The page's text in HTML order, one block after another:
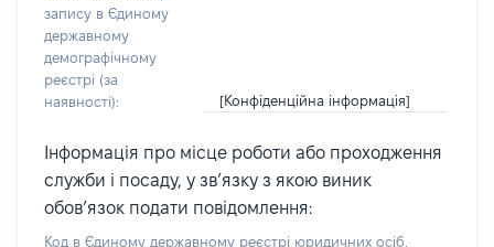
запису в Єдиному
державному
демографічному
реєстрі (за
наявності):
[Конфіденційна інформація]
Інформація про місце роботи або проходження
служби і посаду, у зв’язку з якою виник
обов’язок подати повідомлення:
Код в Єдиному державному реєстрі юридичних осіб,